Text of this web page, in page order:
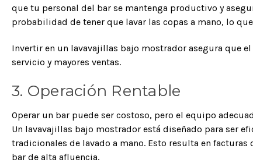
que tu personal del bar se mantenga productivo y
probabilidad de tener que lavar las copas a mano, lo
Invertir en un lavavajillas bajo mostrador asegura que
servicio y mayores ventas.
3. Operación Rentable
Operar un bar puede ser costoso, pero el equipo
Un lavavajillas bajo mostrador está diseñado para ser
tradicionales de lavado a mano. Esto resulta en
bar de alta afluencia.